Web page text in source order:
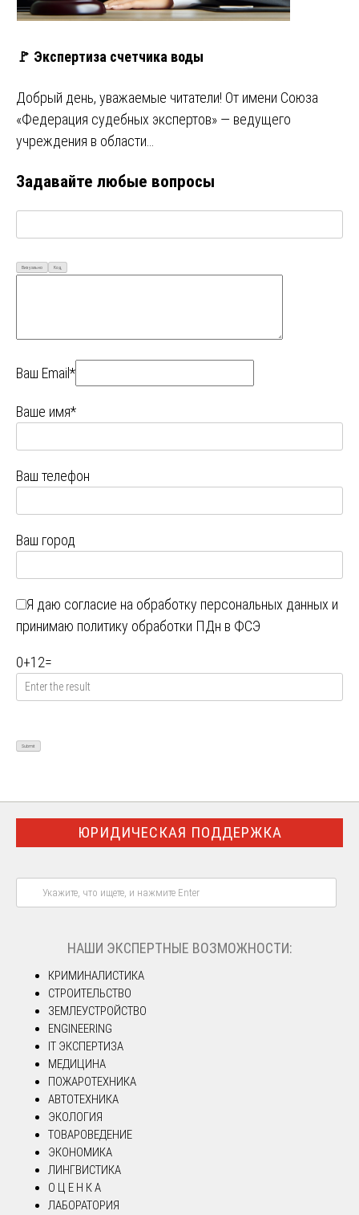
🚩 Экспертиза счетчика воды
Добрый день, уважаемые читатели! От имени Союза
«Федерация судебных экспертов» — ведущего
учреждения в области…
Задавайте любые вопросы
Визуально Код
Ваш Email*
Ваше имя*
Ваш телефон
Ваш город
Я даю согласие на обработку персональных данных и
принимаю политику обработки ПДн в ФСЭ
0+12=
ЮРИДИЧЕСКАЯ ПОДДЕРЖКА
НАШИ ЭКСПЕРТНЫЕ ВОЗМОЖНОСТИ:
КРИМИНАЛИСТИКА
СТРОИТЕЛЬСТВО
ЗЕМЛЕУСТРОЙСТВО
ENGINEERING
IT ЭКСПЕРТИЗА
МЕДИЦИНА
ПОЖАРОТЕХНИКА
АВТОТЕХНИКА
ЭКОЛОГИЯ
ТОВАРОВЕДЕНИЕ
ЭКОНОМИКА
ЛИНГВИСТИКА
О Ц Е Н К А
ЛАБОРАТОРИЯ